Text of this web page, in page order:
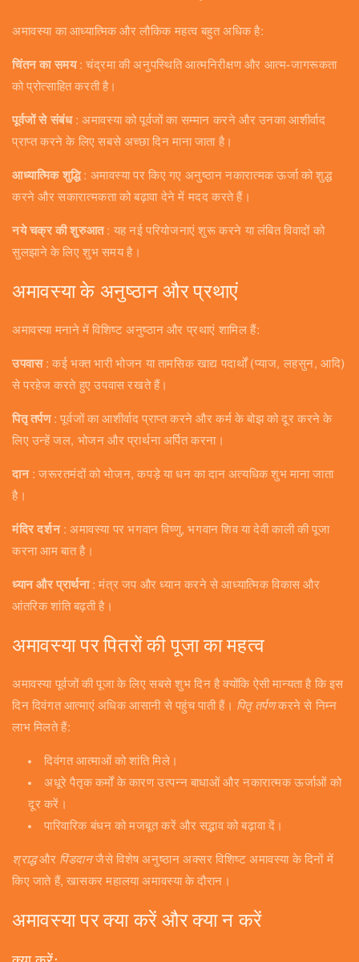
अमावस्या का आध्यात्मिक और लौकिक महत्व बहुत अधिक है:
चिंतन का समय: चंद्रमा की अनुपस्थिति आत्मनिरीक्षण और आत्म-जागरूकता
को प्रोत्साहित करती है।
पूर्वजों से संबंध: अमावस्या को पूर्वजों का सम्मान करने और उनका आशीर्वाद
प्राप्त करने के लिए सबसे अच्छा दिन माना जाता है।
आध्यात्मिक शुद्धि: अमावस्या पर किए गए अनुष्ठान नकारात्मक ऊर्जा को शुद्ध
करने और सकारात्मकता को बढ़ावा देने में मदद करते हैं।
नये चक्र की शुरुआत: यह नई परियोजनाएं शुरू करने या लंबित विवादों को
सुलझाने के लिए शुभ समय है।
अमावस्या के अनुष्ठान और प्रथाएं
अमावस्या मनाने में विशिष्ट अनुष्ठान और प्रथाएं शामिल हैं:
उपवास: कई भक्त भारी भोजन या तामसिक खाद्य पदार्थों (प्याज, लहसुन, आदि)
से परहेज करते हुए उपवास रखते हैं।
पितृ तर्पण: पूर्वजों का आशीर्वाद प्राप्त करने और कर्म के बोझ को दूर करने के
लिए उन्हें जल, भोजन और प्रार्थना अर्पित करना।
दान: जरूरतमंदों को भोजन, कपड़े या धन का दान अत्यधिक शुभ माना जाता
है।
मंदिर दर्शन: अमावस्या पर भगवान विष्णु, भगवान शिव या देवी काली की पूजा
करना आम बात है।
ध्यान और प्रार्थना: मंत्र जप और ध्यान करने से आध्यात्मिक विकास और
आंतरिक शांति बढ़ती है।
अमावस्या पर पितरों की पूजा का महत्व
अमावस्या पूर्वजों की पूजा के लिए सबसे शुभ दिन है क्योंकि ऐसी मान्यता है कि इस
दिन दिवंगत आत्माएं अधिक आसानी से पहुंच पाती हैं। पितृ तर्पणकरने से निम्न
लाभ मिलते हैं:
दिवंगत आत्माओं को शांति मिले।
अधूरे पैतृक कर्मों के कारण उत्पन्न बाधाओं और नकारात्मक ऊर्जाओं को
दूर करें।
पारिवारिक बंधन को मजबूत करें और सद्भाव को बढ़ावा दें।
श्राद्धऔर पिंडदानजैसे विशेष अनुष्ठान अक्सर विशिष्ट अमावस्या के दिनों में
किए जाते हैं, खासकर महालया अमावस्या के दौरान।
अमावस्या पर क्या करें और क्या न करें